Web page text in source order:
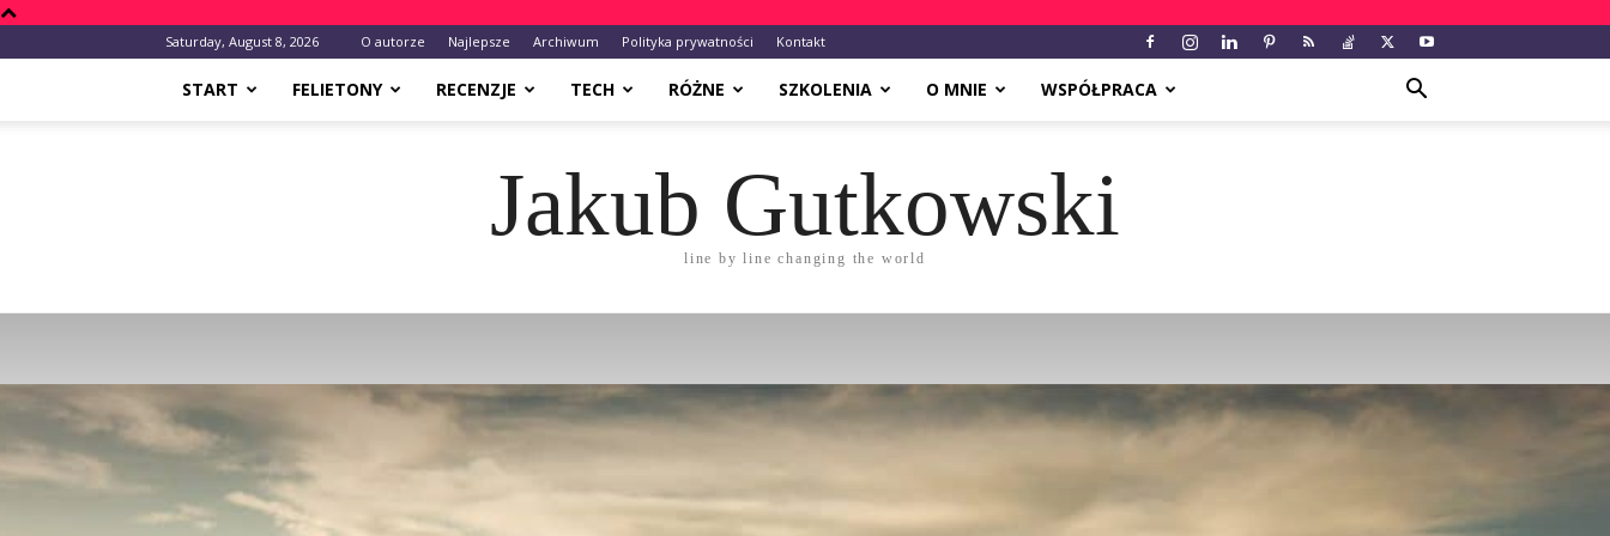
Saturday, August 8, 2026 O autorze Najlepsze Archiwum Polityka prywatności Kontakt
START FELIETONY RECENZJE TECH RÓŻNE SZKOLENIA O MNIE WSPÓŁPRACA
Jakub Gutkowski
line by line changing the world